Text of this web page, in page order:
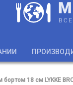
18 см LYKKE